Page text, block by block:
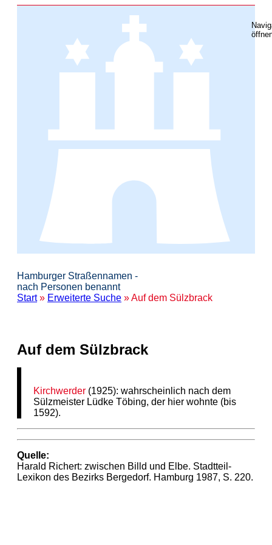
Hamburger Straßennamen -
nach Personen benannt
Start» Erweiterte Suche » Auf dem Sülzbrack
Auf dem Sülzbrack
Kirchwerder (1925): wahrscheinlich nach dem
Sülzmeister Lüdke Töbing, der hier wohnte (bis
1592).
Quelle:
Harald Richert: zwischen Billd und Elbe. Stadtteil-
Lexikon des Bezirks Bergedorf. Hamburg 1987, S. 220.